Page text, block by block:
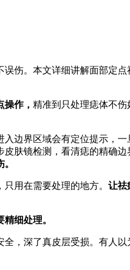
伤。本文详细讲解面部定点
操作， 精准到只处理痣体不伤
边界区域会有定位提示，一
肤镜检测，看清痣的精确边
用在需要处理的地方。 让祛
细处理。
，深了真皮层受损。有人以